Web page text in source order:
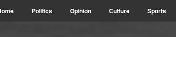
Politics Opinion Culture Sports